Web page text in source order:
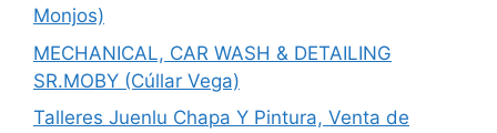
Monjos)
MECHANICAL, CAR WASH & DETAILING
SR.MOBY (Cúllar Vega)
Talleres Juenlu Chapa Y Pintura, Venta de